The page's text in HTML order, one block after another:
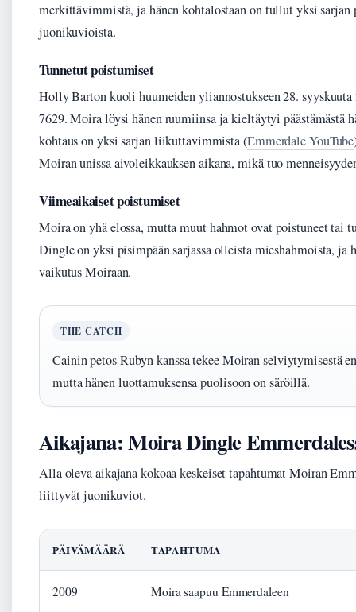
merkittävimmistä, ja hänen kohtalostaan on tullut yksi
juonikuvioista.
Tunnetut poistumiset
Holly Barton kuoli huumeiden yliannostukseen 28. syyskuuta
7629. Moira löysi hänen ruumiinsa ja kieltäytyi päästämästä
kohtaus on yksi sarjan liikuttavimmista (Emmerdale YouTube
Moiran unissa aivoleikkauksen aikana, mikä tuo
Viimeaikaiset poistumiset
Moira on yhä elossa, mutta muut hahmot ovat poistuneet tai
Dingle on yksi pisimpään sarjassa olleista mieshahmoista, ja
vaikutus Moiraan.
THE CATCH
Cainin petos Rubyn kanssa tekee Moiran selviytymisestä
mutta hänen luottamuksensa puolisoon on säröillä.
Aikajana: Moira Dingle
Alla oleva aikajana kokoaa keskeiset tapahtumat Moiran
liittyvät juonikuviot.
PÄIVÄMÄÄRÄ TAPAHTUMA
2009 Moira saapuu Emmerdaleen